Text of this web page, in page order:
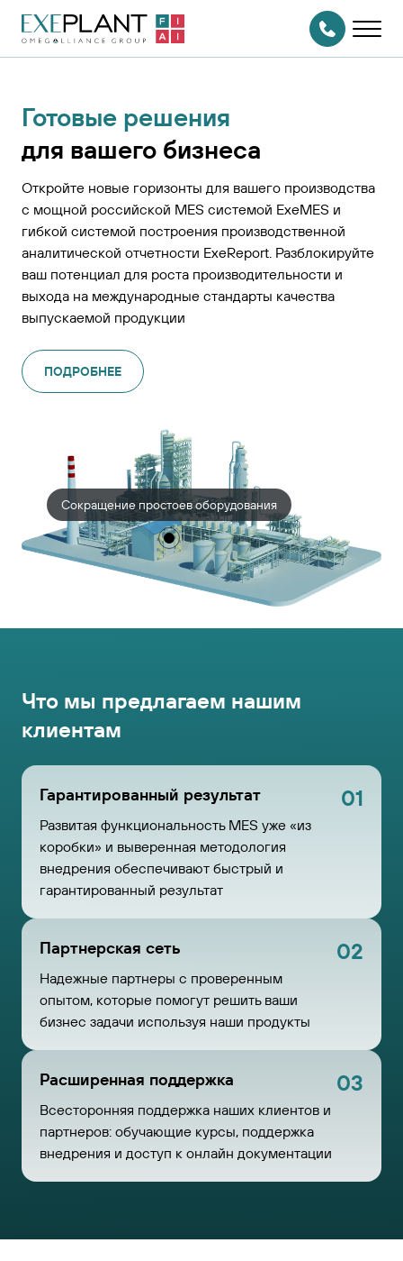
На главную
страницу
СВЯЗАТЬСЯ
С НАМИ
Готовые решения
для вашего бизнеса
Откройте новые горизонты для вашего производства
с мощной российской MES системой ExeMES и
гибкой системой построения производственной
аналитической отчетности ExeReport. Разблокируйте
ваш потенциал для роста производительности и
выхода на международные стандарты качества
выпускаемой продукции
ПОДРОБНЕЕ
Сокращение простоев оборудования
Что мы предлагаем нашим
клиентам
Гарантированный результат
Развитая функциональность MES уже «из
коробки» и выверенная методология
внедрения обеспечивают быстрый и
гарантированный результат
01
Партнерская сеть
Надежные партнеры с проверенным
опытом, которые помогут решить ваши
бизнес задачи используя наши продукты
02
Расширенная поддержка
Всесторонняя поддержка наших клиентов и
партнеров: обучающие курсы, поддержка
внедрения и доступ к онлайн документации
03